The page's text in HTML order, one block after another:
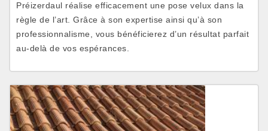
Préizerdaul réalise efficacement une pose velux dans la
règle de l’art. Grâce à son expertise ainsi qu’à son
professionnalisme, vous bénéficierez d’un résultat parfait
au-delà de vos espérances.